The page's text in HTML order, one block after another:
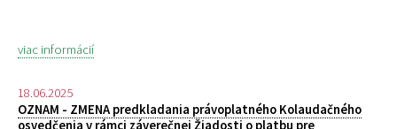
viac informácií
18.06.2025
OZNAM - ZMENA predkladania právoplatného Kolaudačného
osvedčenia v rámci záverečnej Žiadosti o platbu pre